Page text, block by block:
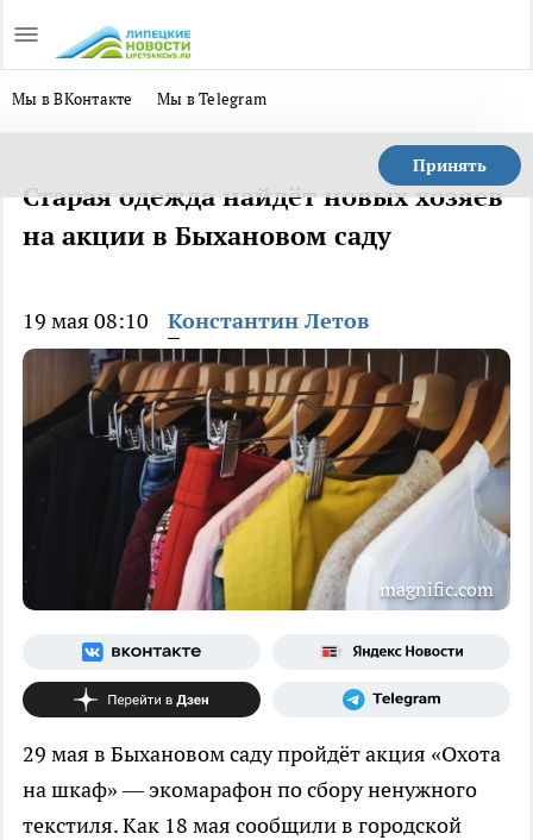
Мы в ВКонтакте Мы в Telegram
Принять
Старая одежда найдёт новых хозяев
на акции в Быхановом саду
19 мая 08:10 Константин Летов
magnific.com
29 мая в Быхановом саду пройдёт акция «Охота
на шкаф» — экомарафон по сбору ненужного
текстиля. Как 18 мая сообщили в городской